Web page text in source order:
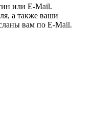
или E-Mail.
а также ваши
вам по E-Mail.